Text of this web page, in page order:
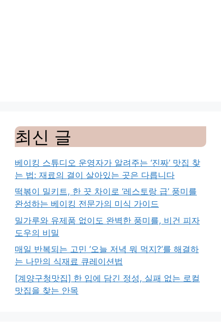
최신 글
베이킹 스튜디오 운영자가 알려주는 ‘진짜’ 맛집 찾
는 법: 재료의 결이 살아있는 곳은 다릅니다
떡볶이 밀키트, 한 끗 차이로 ‘레스토랑 급’ 풍미를
완성하는 베이킹 전문가의 미식 가이드
밀가루와 유제품 없이도 완벽한 풍미를, 비건 피자
도우의 비밀
매일 반복되는 고민 ‘오늘 저녁 뭐 먹지?’를 해결하
는 나만의 식재료 큐레이션법
[계양구청맛집] 한 입에 담긴 정성, 실패 없는 로컬
맛집을 찾는 안목